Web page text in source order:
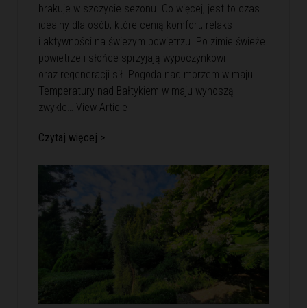
brakuje w szczycie sezonu. Co więcej, jest to czas
idealny dla osób, które cenią komfort, relaks
i aktywności na świeżym powietrzu. Po zimie świeże
powietrze i słońce sprzyjają wypoczynkowi
oraz regeneracji sił. Pogoda nad morzem w maju
Temperatury nad Bałtykiem w maju wynoszą
zwykle… View Article
Czytaj więcej >